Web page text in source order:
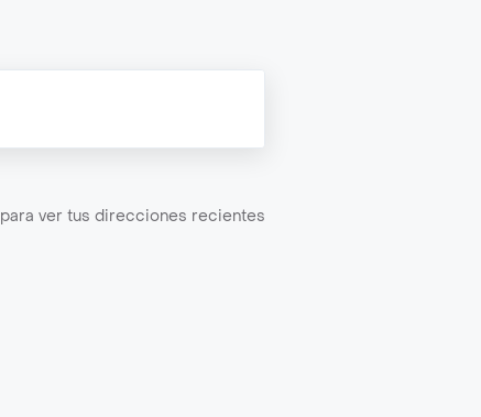
para ver tus direcciones recientes